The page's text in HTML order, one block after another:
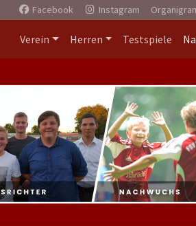
Facebook Instagram
Verein Herren Testspiele